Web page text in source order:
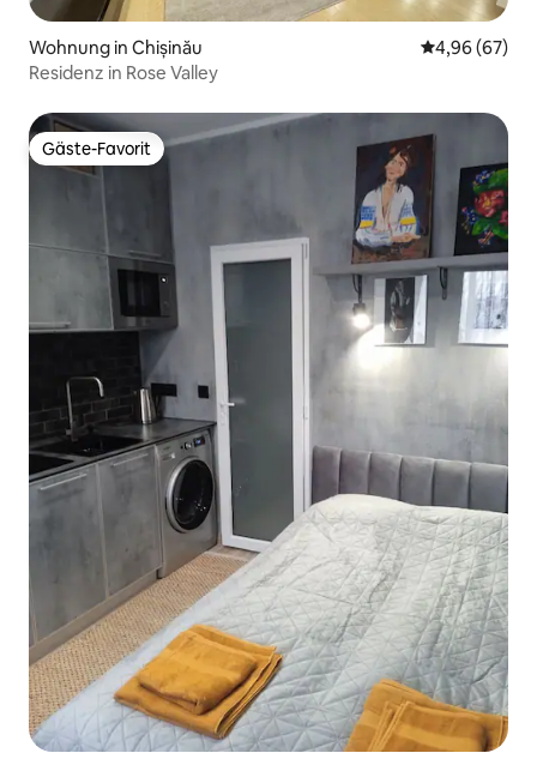
Wohnung in Chișinău
4,96 (67)
Residenz in Rose Valley
Gäste-Favorit
Gäste-Favorit